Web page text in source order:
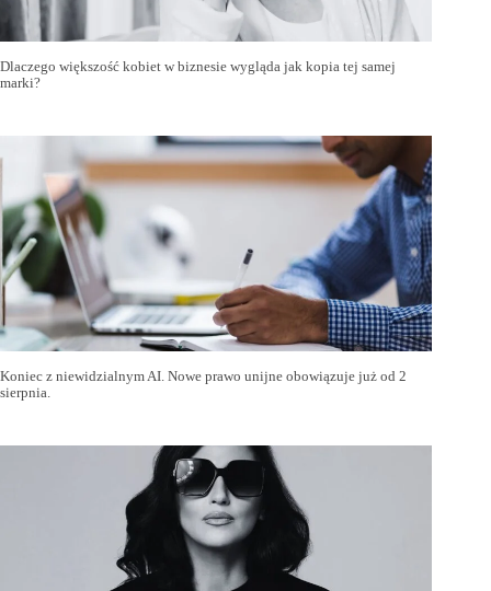
Dlaczego większość kobiet w biznesie wygląda jak kopia tej samej
marki?
Koniec z niewidzialnym AI. Nowe prawo unijne obowiązuje już od 2
sierpnia.